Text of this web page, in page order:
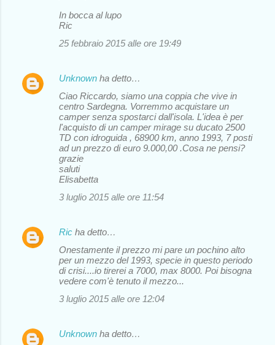
In bocca al lupo
Ric
25 febbraio 2015 alle ore 19:49
Unknown ha detto…
Ciao Riccardo, siamo una coppia che vive in
centro Sardegna. Vorremmo acquistare un
camper senza spostarci dall'isola. L'idea è per
l'acquisto di un camper mirage su ducato 2500
TD con idroguida , 68900 km, anno 1993, 7 posti
ad un prezzo di euro 9.000,00 .Cosa ne pensi?
grazie
saluti
Elisabetta
3 luglio 2015 alle ore 11:54
Ric ha detto…
Onestamente il prezzo mi pare un pochino alto
per un mezzo del 1993, specie in questo periodo
di crisi....io tirerei a 7000, max 8000. Poi bisogna
vedere com'è tenuto il mezzo...
3 luglio 2015 alle ore 12:04
Unknown ha detto…